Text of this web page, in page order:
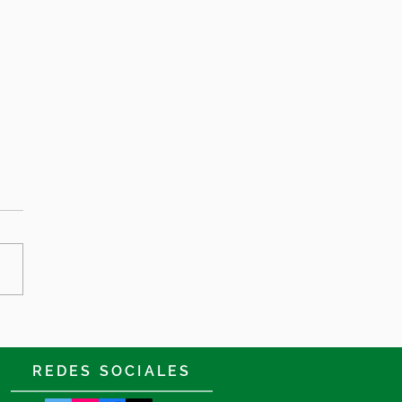
en el mejor momento
REDES SOCIALES